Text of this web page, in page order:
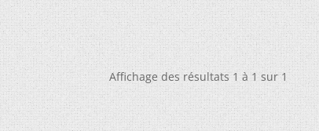
Affichage des résultats 1 à 1 sur 1